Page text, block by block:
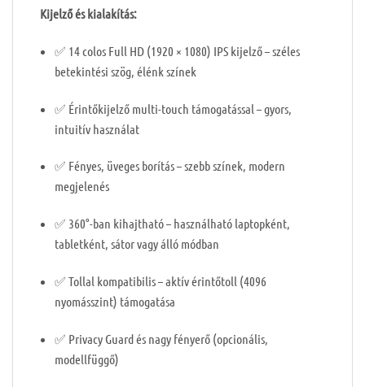
Kijelző és kialakítás:
✅ 14 colos Full HD (1920 × 1080) IPS kijelző – széles
betekintési szög, élénk színek
✅ Érintőkijelző multi-touch támogatással – gyors,
intuitív használat
✅ Fényes, üveges borítás – szebb színek, modern
megjelenés
✅ 360°-ban kihajtható – használható laptopként,
tabletként, sátor vagy álló módban
✅ Tollal kompatibilis – aktív érintőtoll (4096
nyomásszint) támogatása
✅ Privacy Guard és nagy fényerő (opcionális,
modellfüggő)